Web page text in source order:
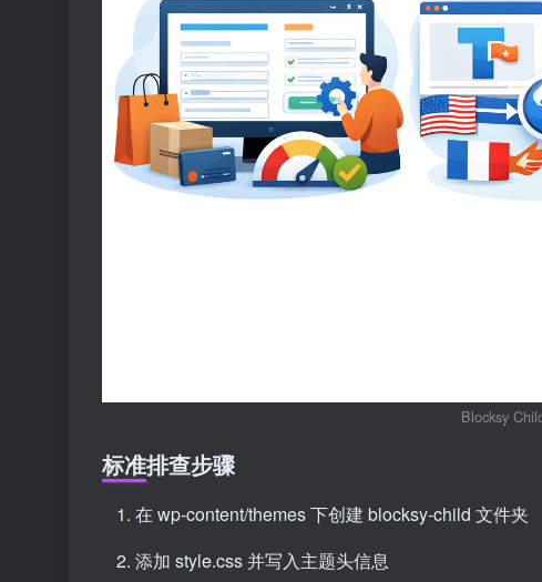
Blocksy
标准排查步骤
在 wp-content/themes 下创建 blocksy-child 文件夹
添加 style.css 并写入主题头信息